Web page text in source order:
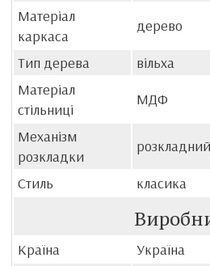
Матеріал
каркаса
дерево
Тип дерева
вільха
Матеріал
стільниці
МДФ
Механізм
розкладки
розкладний
Стиль
класика
Країна
Україна